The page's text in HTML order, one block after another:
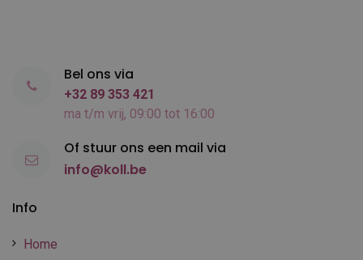
Info
Home
Bel ons via
+32 89 353 421
ma t/m vrij, 09:00 tot 16:00
Of stuur ons een mail via
info@koll.be